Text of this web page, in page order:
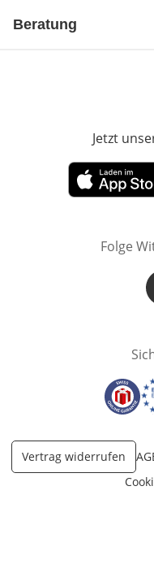
Beratung
Jetzt
Öffnet in
Folge
Öffnet
Vertrag widerrufen